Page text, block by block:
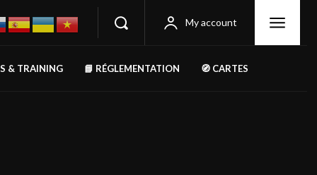
My account
& TRAINING 📘 RÉGLEMENTATION 🧭 CARTES